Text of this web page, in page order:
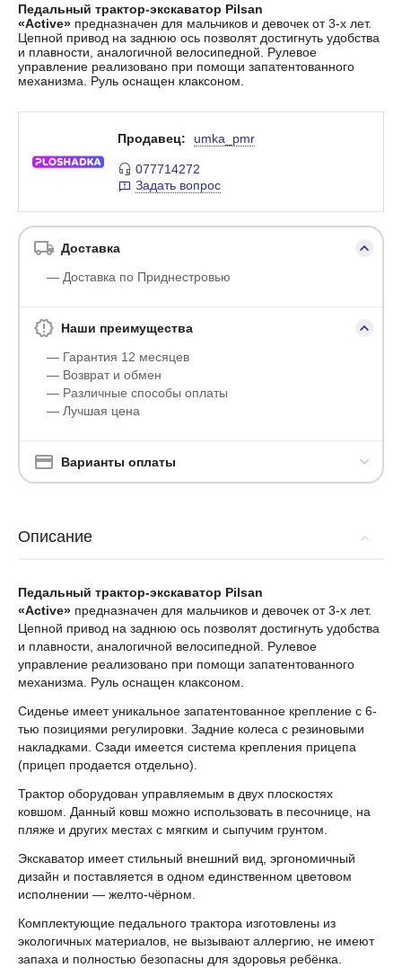
Педальный трактор-экскаватор Pilsan
«Active» предназначен для мальчиков и девочек от 3-х лет.
Цепной привод на заднюю ось позволят достигнуть удобства
и плавности, аналогичной велосипедной. Рулевое
управление реализовано при помощи запатентованного
механизма. Руль оснащен клаксоном.
Продавец: umka_pmr
077714272
Задать вопрос
Доставка
— Доставка по Приднестровью
Наши преимущества
— Гарантия 12 месяцев
— Возврат и обмен
— Различные способы оплаты
— Лучшая цена
Варианты оплаты
Описание
Педальный трактор-экскаватор Pilsan
«Active» предназначен для мальчиков и девочек от 3-х лет.
Цепной привод на заднюю ось позволят достигнуть удобства
и плавности, аналогичной велосипедной. Рулевое
управление реализовано при помощи запатентованного
механизма. Руль оснащен клаксоном.
Сиденье имеет уникальное запатентованное крепление с 6-
тью позициями регулировки. Задние колеса с резиновыми
накладками. Сзади имеется система крепления прицепа
(прицеп продается отдельно).
Трактор оборудован управляемым в двух плоскостях
ковшом. Данный ковш можно использовать в песочнице, на
пляже и других местах с мягким и сыпучим грунтом.
Экскаватор имеет стильный внешний вид, эргономичный
дизайн и поставляется в одном единственном цветовом
исполнении — желто-чёрном.
Комплектующие педального трактора изготовлены из
экологичных материалов, не вызывают аллергию, не имеют
запаха и полностью безопасны для здоровья ребёнка.